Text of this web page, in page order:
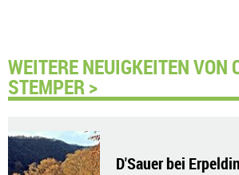
WEITERE NEUIGKEITEN VON
STEMPER >
D'Sauer bei